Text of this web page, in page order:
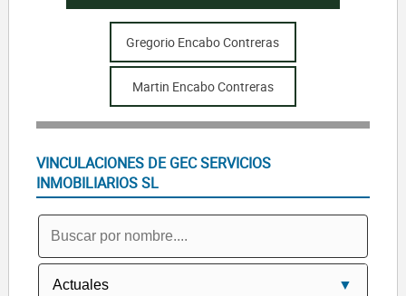
Gregorio Encabo Contreras
Martin Encabo Contreras
VINCULACIONES DE GEC SERVICIOS
INMOBILIARIOS SL